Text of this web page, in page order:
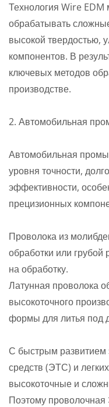
Технология Wire
обрабатывать
высокой твердостью,
компонентов. В
ключевых методов
производстве.
2. Автомобильная
Автомобильная
уровня точности,
эффективности,
прецизионных
Проволока из
обработки или грубой
на обработку.
Латунная проволока
высокоточного
формы для литья под
С быстрым развитием
средств (ЭТС) и
высокоточные и
Поэтому